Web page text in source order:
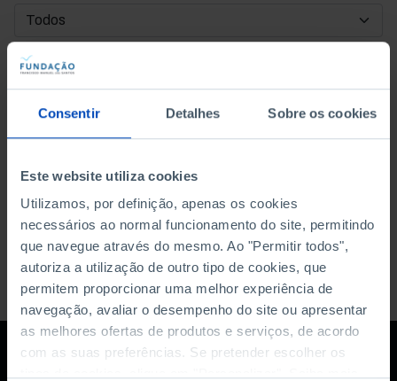
Consentir Detalhes Sobre os cookies
Este website utiliza cookies
Utilizamos, por definição, apenas os cookies
necessários ao normal funcionamento do site, permitindo
que navegue através do mesmo. Ao "Permitir todos",
autoriza a utilização de outro tipo de cookies, que
permitem proporcionar uma melhor experiência de
navegação, avaliar o desempenho do site ou apresentar
as melhores ofertas de produtos e serviços, de acordo
com as suas preferências. Se pretender escolher os
DATA DE INÍCIO
DATA DE FIM